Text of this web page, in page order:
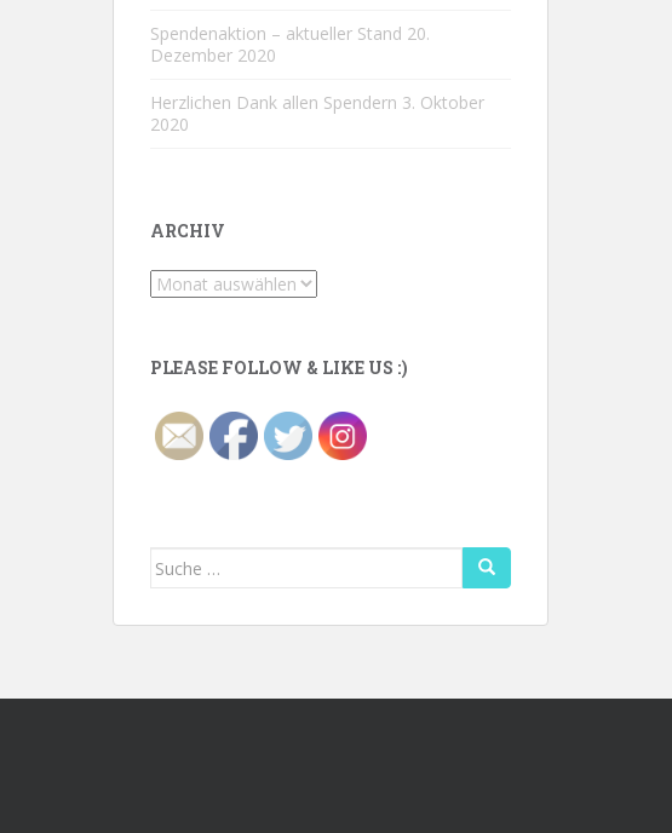
Spendenaktion – aktueller Stand 20.
Dezember 2020
Herzlichen Dank allen Spendern 3. Oktober
2020
ARCHIV
Archiv
PLEASE FOLLOW & LIKE US :)
Suche